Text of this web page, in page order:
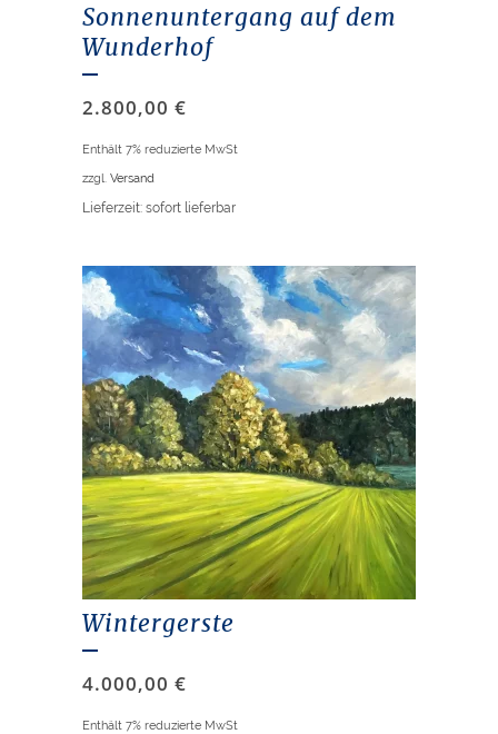
Sonnenuntergang auf dem
Wunderhof
2.800,00 €
Enthält 7% reduzierte MwSt
zzgl. Versand
Lieferzeit: sofort lieferbar
Wintergerste
4.000,00 €
Enthält 7% reduzierte MwSt